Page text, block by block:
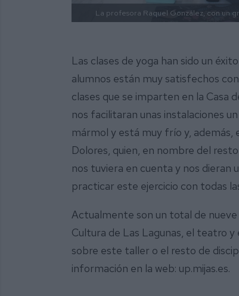
La profesora Raquel González, con un
Las clases de yoga han sido un
alumnos están muy satisfechos
clases que se imparten en la Casa
nos facilitaran unas instalaciones
mármol y está muy frío y, además,
Dolores, quien, en nombre del
nos tuviera en cuenta y nos dieran
practicar este ejercicio con todas
Actualmente son un total de nueve
Cultura de Las Lagunas, el teatro
sobre este taller o el resto de
información en la web: up.mijas.es.